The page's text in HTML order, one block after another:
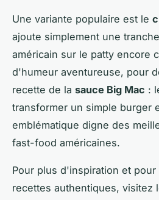
Une variante populaire est le
ajoute simplement une
américain sur le patty encore
d'humeur aventureuse, pour
recette de la sauce Big Mac :
transformer un simple burger
emblématique digne des
fast-food américaines.
Pour plus d'inspiration et
recettes authentiques, visitez